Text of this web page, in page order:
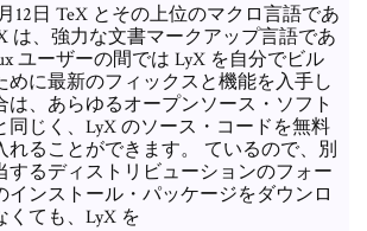
12日 TeX とその上位のマクロ言語であ
は、強力な文書マークアップ言語であ
ユーザーの間では LyX を自分でビル
めに最新のフィックスと機能を入手し
は、あらゆるオープンソース・ソフト
同じく、LyX のソース・コードを無料
れることができます。 ているので、別
するディストリビューションのフォー
インストール・パッケージをダウンロ
くても、LyX を